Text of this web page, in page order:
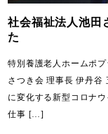
社会福祉法人池田
た
特別養護老人ホームポ
さつき会 理事長 伊丹
に変化する新型コロナ
仕事 […]